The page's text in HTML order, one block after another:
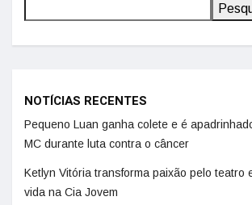
NOTÍCIAS RECENTES
Pequeno Luan ganha colete e é
MC durante luta contra o câncer
Ketlyn Vitória transforma paixão pelo teatro
vida na Cia Jovem